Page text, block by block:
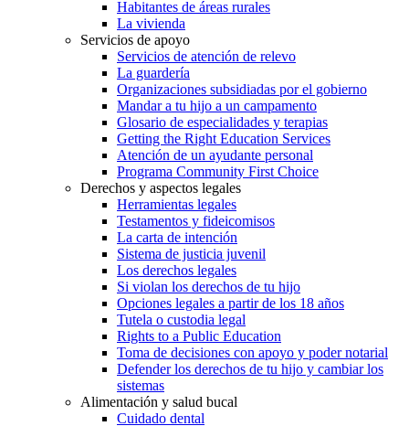
Habitantes de áreas rurales
La vivienda
Servicios de apoyo
Servicios de atención de relevo
La guardería
Organizaciones subsidiadas por el gobierno
Mandar a tu hijo a un campamento
Glosario de especialidades y terapias
Getting the Right Education Services
Atención de un ayudante personal
Programa Community First Choice
Derechos y aspectos legales
Herramientas legales
Testamentos y fideicomisos
La carta de intención
Sistema de justicia juvenil
Los derechos legales
Si violan los derechos de tu hijo
Opciones legales a partir de los 18 años
Tutela o custodia legal
Rights to a Public Education
Toma de decisiones con apoyo y poder notarial
Defender los derechos de tu hijo y cambiar los
sistemas
Alimentación y salud bucal
Cuidado dental